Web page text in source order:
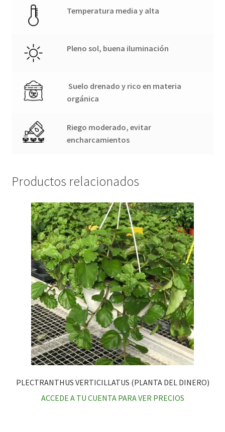
Temperatura media y alta
Pleno sol, buena iluminación
Suelo drenado y rico en materia
orgánica
Riego moderado, evitar
encharcamientos
Productos relacionados
PLECTRANTHUS VERTICILLATUS (PLANTA DEL DINERO)
ACCEDE A TU CUENTA PARA VER PRECIOS